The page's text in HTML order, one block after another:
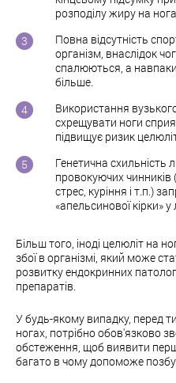
розподілу жиру на
Повна відсутність
організм, внаслідок
спалюються, а
більше.
Використання
схрещувати ноги
підвищує ризик
Генетична схильність
провокуючих
стрес, куріння і т.п.)
«апельсинової кірки»
Більш того, іноді целюліт на
збої в організмі, який може
розвитку ендокринних
препаратів.
У будь-якому випадку, перед
ногах, потрібно обов'язково
обстеження, щоб виявити
багато в чому допоможе